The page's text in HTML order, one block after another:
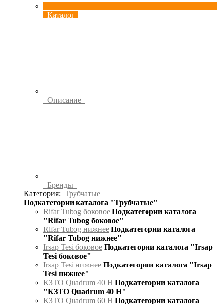
Каталог
Описание
Бренды
Категория: Трубчатые
Подкатегории каталога "Трубчатые"
Rifar Tubog боковое Подкатегории каталога
"Rifar Tubog боковое"
Rifar Tubog нижнее Подкатегории каталога
"Rifar Tubog нижнее"
Irsap Tesi боковое Подкатегории каталога "Irsap
Tesi боковое"
Irsap Tesi нижнее Подкатегории каталога "Irsap
Tesi нижнее"
КЗТО Quadrum 40 H Подкатегории каталога
"КЗТО Quadrum 40 H"
КЗТО Quadrum 60 H Подкатегории каталога